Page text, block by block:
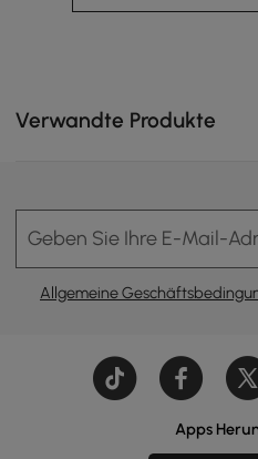
Kombinieren Sie sowohl
Verwandte Produkte
Geben Sie Ihre E-Mail-
Allgemeine
Apps